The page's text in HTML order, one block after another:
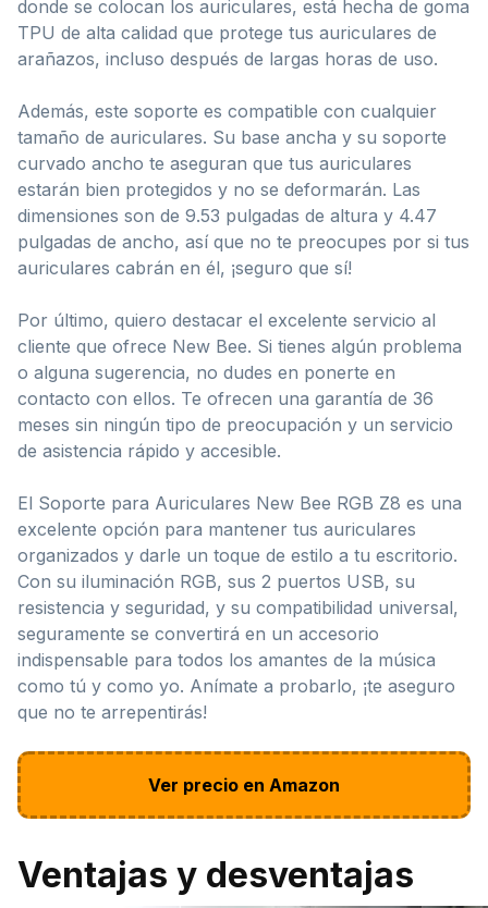
donde se colocan los auriculares, está hecha de goma
TPU de alta calidad que protege tus auriculares de
arañazos, incluso después de largas horas de uso.
Además, este soporte es compatible con cualquier
tamaño de auriculares. Su base ancha y su soporte
curvado ancho te aseguran que tus auriculares
estarán bien protegidos y no se deformarán. Las
dimensiones son de 9.53 pulgadas de altura y 4.47
pulgadas de ancho, así que no te preocupes por si tus
auriculares cabrán en él, ¡seguro que sí!
Por último, quiero destacar el excelente servicio al
cliente que ofrece New Bee. Si tienes algún problema
o alguna sugerencia, no dudes en ponerte en
contacto con ellos. Te ofrecen una garantía de 36
meses sin ningún tipo de preocupación y un servicio
de asistencia rápido y accesible.
El Soporte para Auriculares New Bee RGB Z8 es una
excelente opción para mantener tus auriculares
organizados y darle un toque de estilo a tu escritorio.
Con su iluminación RGB, sus 2 puertos USB, su
resistencia y seguridad, y su compatibilidad universal,
seguramente se convertirá en un accesorio
indispensable para todos los amantes de la música
como tú y como yo. Anímate a probarlo, ¡te aseguro
que no te arrepentirás!
Ver precio en Amazon
Ventajas y desventajas